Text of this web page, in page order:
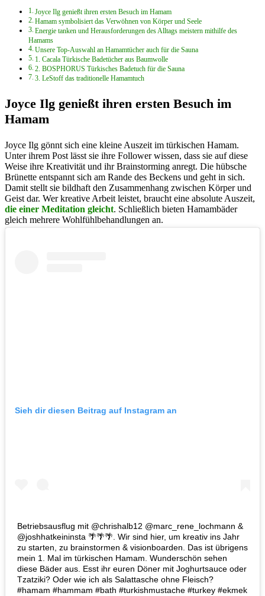
Joyce Ilg genießt ihren ersten Besuch im Hamam
Hamam symbolisiert das Verwöhnen von Körper und Seele
Energie tanken und Herausforderungen des Alltags meistern mithilfe des
Hamams
Unsere Top-Auswahl an Hamamtücher auch für die Sauna
1. Cacala Türkische Badetücher aus Baumwolle
2. BOSPHORUS Türkisches Badetuch für die Sauna
3. LeStoff das traditionelle Hamamtuch
Joyce Ilg genießt ihren ersten Besuch im
Hamam
Joyce Ilg gönnt sich eine kleine Auszeit im türkischen Hamam.
Unter ihrem Post lässt sie ihre Follower wissen, dass sie auf diese
Weise ihre Kreativität und ihr Brainstorming anregt. Die hübsche
Brünette entspannt sich am Rande des Beckens und geht in sich.
Damit stellt sie bildhaft den Zusammenhang zwischen Körper und
Geist dar. Wer kreative Arbeit leistet, braucht eine absolute Auszeit,
die einer Meditation gleicht. Schließlich bieten Hamambäder
gleich mehrere Wohlfühlbehandlungen an.
Sieh dir diesen Beitrag auf Instagram an
Betriebsausflug mit @chrishalb12 @marc_rene_lochmann &
@joshhatkeininsta 🌴🌴🌴. Wir sind hier, um kreativ ins Jahr
zu starten, zu brainstormen & visionboarden. Das ist übrigens
mein 1. Mal im türkischen Hamam. Wunderschön sehen
diese Bäder aus. Esst ihr euren Döner mit Joghurtsauce oder
Tzatziki? Oder wie ich als Salattasche ohne Fleisch?
#hamam #hammam #bath #turkishmustache #turkey #ekmek